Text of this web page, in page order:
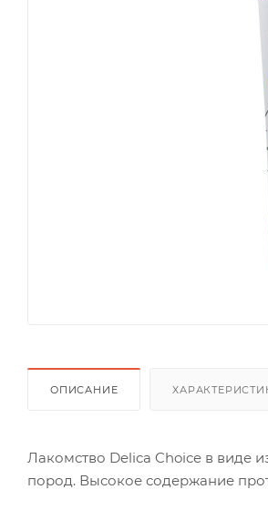
ОПИСАНИЕ
Лакомство Delica Choice в виде
пород. Высокое содержание